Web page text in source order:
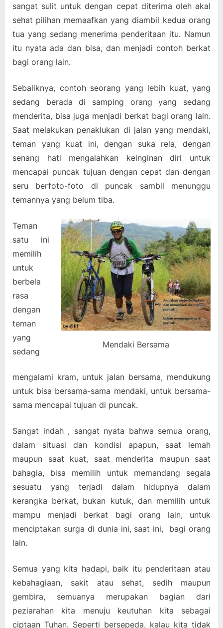
sangat sulit untuk dengan cepat diterima oleh akal
sehat pilihan memaafkan yang diambil kedua orang
tua yang sedang menerima penderitaan itu. Namun
itu nyata ada dan bisa, dan menjadi contoh berkat
bagi orang lain.
Sebaliknya, contoh seorang yang lebih kuat, yang
sedang berada di samping orang yang sedang
menderita, bisa juga menjadi berkat bagi orang lain.
Saat melakukan penaklukan di jalan yang mendaki,
teman yang kuat ini, dengan suka rela, dengan
senang hati mengalahkan keinginan diri untuk
mencapai puncak tujuan dengan cepat dan dengan
seru berfoto-foto di puncak sambil menunggu
temannya yang belum tiba.
Mendaki Bersama
Teman
satu ini
memilih
untuk
berbela
rasa
dengan
teman
yang
sedang
mengalami kram, untuk jalan bersama, mendukung
untuk bisa bersama-sama mendaki, untuk bersama-
sama mencapai tujuan di puncak.
Sangat indah , sangat nyata bahwa semua orang,
dalam situasi dan kondisi apapun, saat lemah
maupun saat kuat, saat menderita maupun saat
bahagia, bisa memilih untuk memandang segala
sesuatu yang terjadi dalam hidupnya dalam
kerangka berkat, bukan kutuk, dan memilih untuk
mampu menjadi berkat bagi orang lain, untuk
menciptakan surga di dunia ini, saat ini, bagi orang
lain.
Semua yang kita hadapi, baik itu penderitaan atau
kebahagiaan, sakit atau sehat, sedih maupun
gembira, semuanya merupakan bagian dari
peziarahan kita menuju keutuhan kita sebagai
ciptaan Tuhan. Seperti bersepeda, kalau kita tidak